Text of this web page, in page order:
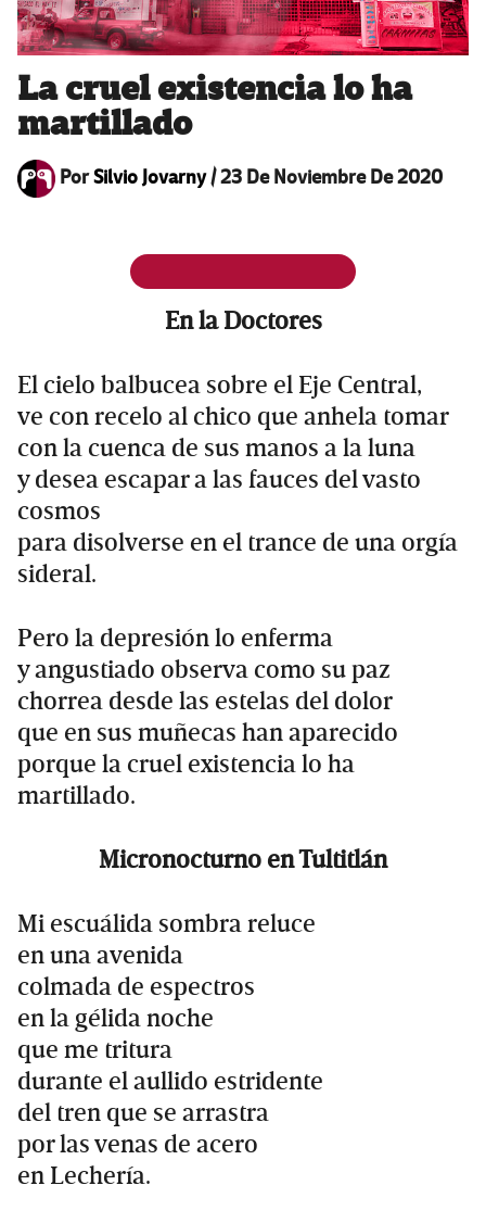
La cruel existencia lo ha
martillado
PorSilvio Jovarny/23 De Noviembre De 2020
En la Doctores
El cielo balbucea sobre el Eje Central,
ve con recelo al chico que anhela tomar
con la cuenca de sus manos a la luna
y desea escapar a las fauces del vasto
cosmos
para disolverse en el trance de una orgía
sideral.
Pero la depresión lo enferma
y angustiado observa como su paz
chorrea desde las estelas del dolor
que en sus muñecas han aparecido
porque la cruel existencia lo ha
martillado.
Micronocturno en Tultitlán
Mi escuálida sombra reluce
en una avenida
colmada de espectros
en la gélida noche
que me tritura
durante el aullido estridente
del tren que se arrastra
por las venas de acero
en Lechería.